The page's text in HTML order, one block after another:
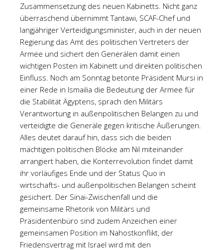
Zusammensetzung des neuen Kabinetts. Nicht ganz
überraschend übernimmt Tantawi, SCAF-Chef und
langjähriger Verteidigungsminister, auch in der neuen
Regierung das Amt des politischen Vertreters der
Armee und sichert den Generälen damit einen
wichtigen Posten im Kabinett und direkten politischen
Einfluss. Noch am Sonntag betonte Präsident Mursi in
einer Rede in Ismailia die Bedeutung der Armee für
die Stabilität Ägyptens, sprach den Militärs
Verantwortung in außenpolitischen Belangen zu und
verteidigte die Generäle gegen kritische Äußerungen.
Alles deutet darauf hin, dass sich die beiden
mächtigen politischen Blöcke am Nil miteinander
arrangiert haben, die Konterrevolution findet damit
ihr vorläufiges Ende und der Status Quo in
wirtschafts- und außenpolitischen Belangen scheint
gesichert. Der Sinai-Zwischenfall und die
gemeinsame Rhetorik von Militärs und
Präsidentenbüro sind zudem Anzeichen einer
gemeinsamen Position im Nahostkonflikt, der
Friedensvertrag mit Israel wird mit den